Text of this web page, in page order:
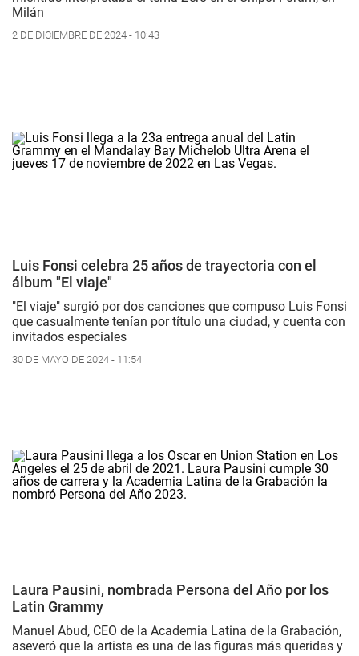
Milán
2 DE DICIEMBRE DE 2024 - 10:43
Luis Fonsi celebra 25 años de trayectoria con el
álbum "El viaje"
"El viaje" surgió por dos canciones que compuso Luis Fonsi
que casualmente tenían por título una ciudad, y cuenta con
invitados especiales
30 DE MAYO DE 2024 - 11:54
Laura Pausini, nombrada Persona del Año por los
Latin Grammy
Manuel Abud, CEO de la Academia Latina de la Grabación,
aseveró que la artista es una de las figuras más queridas y